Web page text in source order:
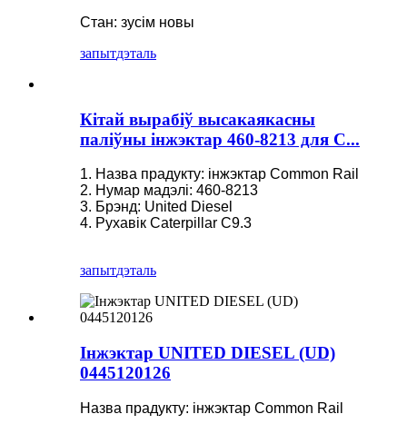
Стан: зусім новы
запытдэталь
Кітай вырабіў высакаякасны
паліўны інжэктар 460-8213 для C...
1. Назва прадукту: інжэктар Common Rail
2. Нумар мадэлі: 460-8213
3. Брэнд: United Diesel
4. Рухавік Caterpillar C9.3
запытдэталь
Інжэктар UNITED DIESEL (UD)
0445120126
Назва прадукту: інжэктар Common Rail